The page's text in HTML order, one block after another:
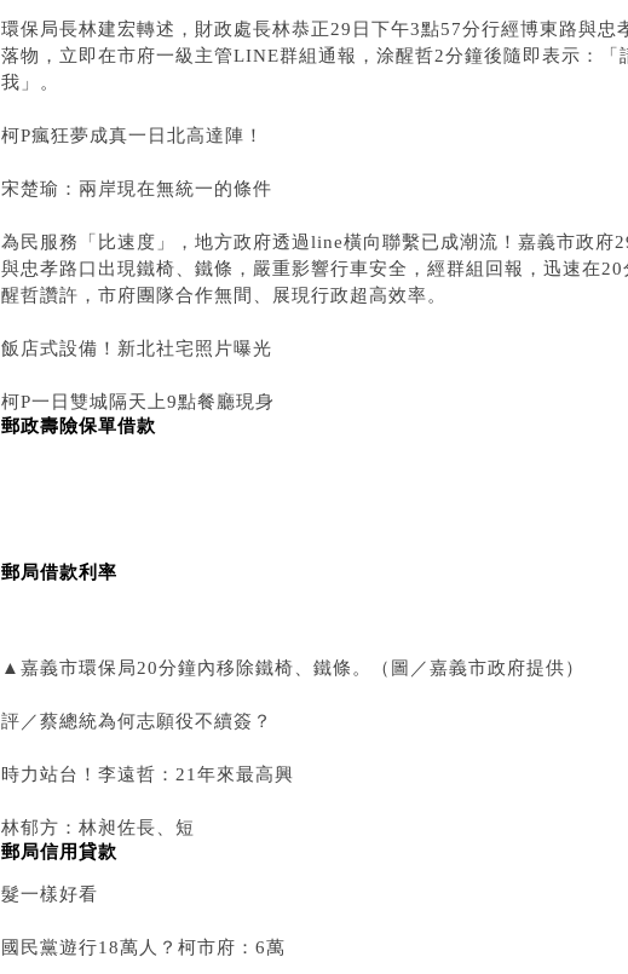
環保局長林建宏轉述，財政處長林恭正29日下午3點57分行經博東路與忠
落物，立即在市府一級主管LINE群組通報，涂醒哲2分鐘後隨即表示：「
我」。
柯P瘋狂夢成真一日北高達陣！
宋楚瑜：兩岸現在無統一的條件
為民服務「比速度」，地方政府透過line橫向聯繫已成潮流！嘉義市政府
與忠孝路口出現鐵椅、鐵條，嚴重影響行車安全，經群組回報，迅速在
醒哲讚許，市府團隊合作無間、展現行政超高效率。
飯店式設備！新北社宅照片曝光
柯P一日雙城隔天上9點餐廳現身
郵政壽險保單借款
郵局借款利率
▲嘉義市環保局20分鐘內移除鐵椅、鐵條。（圖／嘉義市政府提供）
評／蔡總統為何志願役不續簽？
時力站台！李遠哲：21年來最高興
林郁方：林昶佐長、短
郵局信用貸款
髮一樣好看
國民黨遊行18萬人？柯市府：6萬